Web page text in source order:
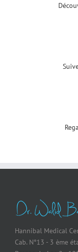
Hannibal Medical
Cab. N°13 - 3 ème